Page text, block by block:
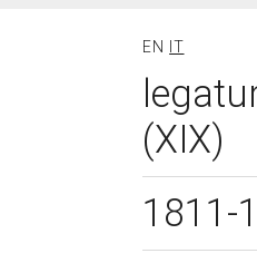
EN IT
(XIX)
1811-